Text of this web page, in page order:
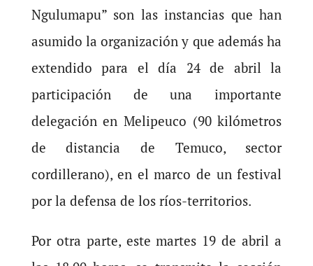
Ngulumapu” son las instancias que han
asumido la organización y que además ha
extendido para el día 24 de abril la
participación de una importante
delegación en Melipeuco (90 kilómetros
de distancia de Temuco, sector
cordillerano), en el marco de un festival
por la defensa de los ríos-territorios.
Por otra parte, este martes 19 de abril a